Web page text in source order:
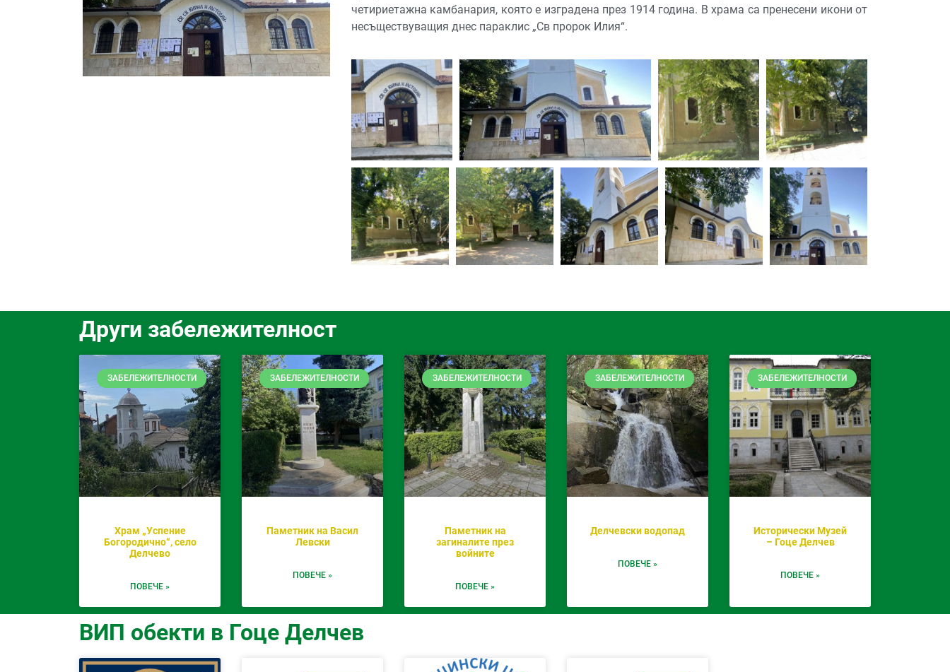
четириетажна камбанария, която е изградена през 1914 година. В храма са пренесени икони от
несъществуващия днес параклис „Св пророк Илия“.
Други забележителност
ЗАБЕЛЕЖИТЕЛНОСТИ
Храм „Успение
Богородично“, село
Делчево
ПОВЕЧЕ »
ЗАБЕЛЕЖИТЕЛНОСТИ
Паметник на Васил
Левски
ПОВЕЧЕ »
ЗАБЕЛЕЖИТЕЛНОСТИ
Паметник на
загиналите през
войните
ПОВЕЧЕ »
ЗАБЕЛЕЖИТЕЛНОСТИ
Делчевски водопад
ПОВЕЧЕ »
ЗАБЕЛЕЖИТЕЛНОСТИ
Исторически Музей
– Гоце Делчев
ПОВЕЧЕ »
ВИП обекти в Гоце Делчев